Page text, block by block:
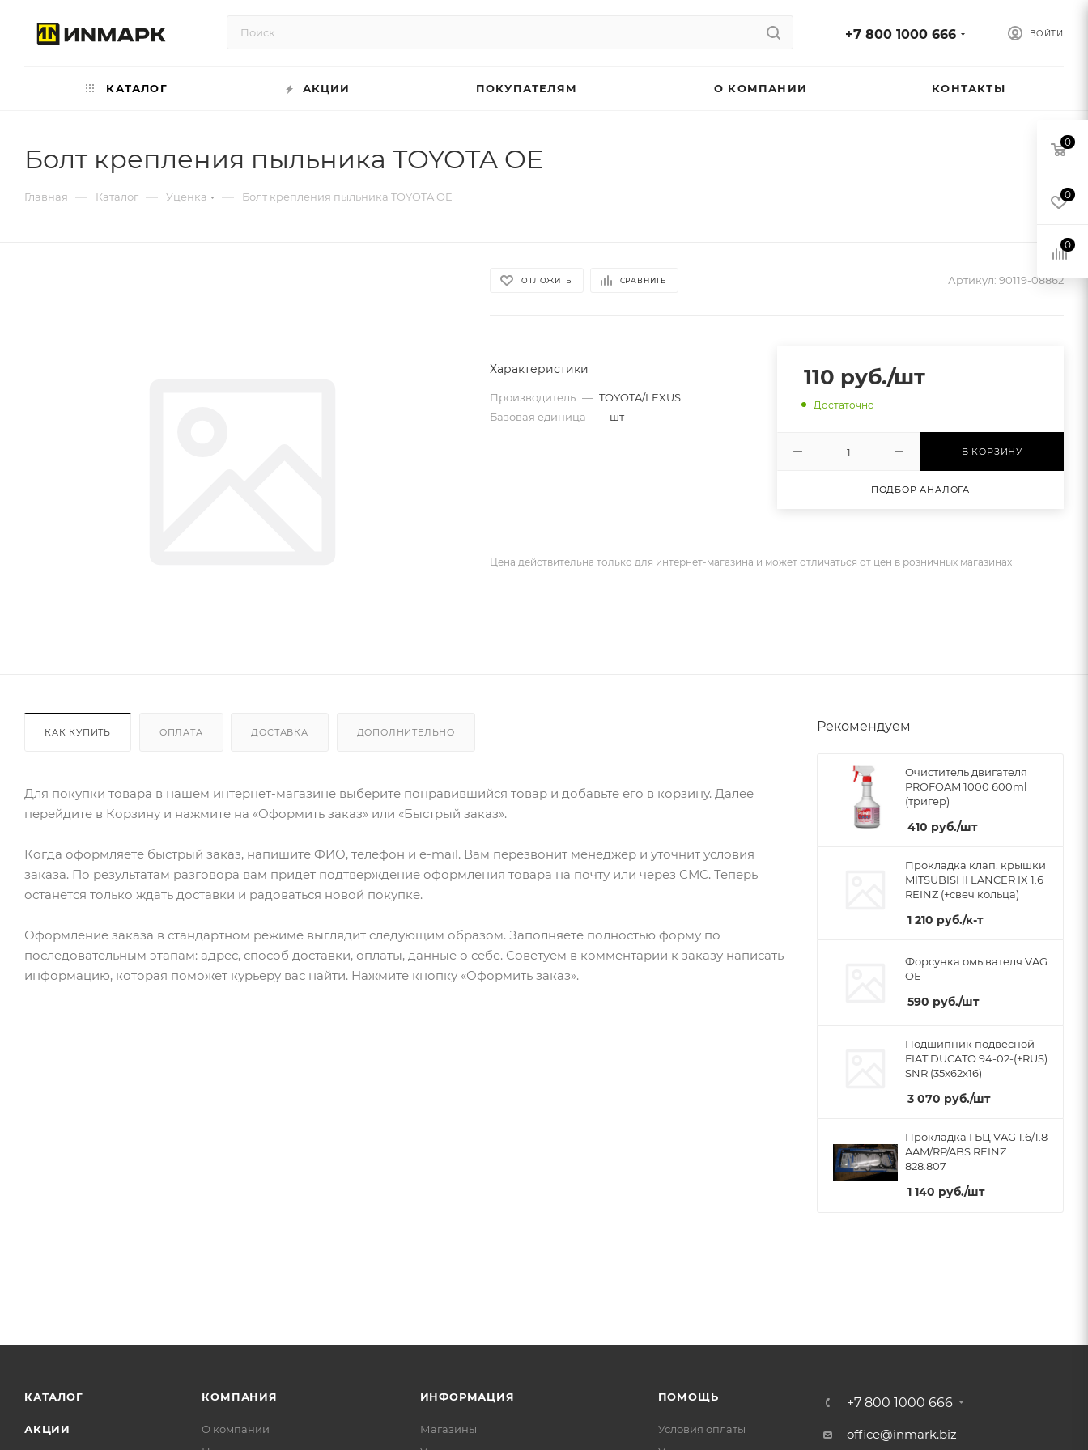
ВОЙТИ
+7 800 1000 666
КАТАЛОГ АКЦИИ ПОКУПАТЕЛЯМ О КОМПАНИИ КОНТАКТЫ
Болт крепления пыльника TOYOTA OE
Главная — Каталог — Уценка — Болт крепления пыльника TOYOTA OE
ОТЛОЖИТЬ СРАВНИТЬ Артикул: 90119-08862
Характеристики
Производитель — TOYOTA/LEXUS
Базовая единица — шт
110 руб./шт
Достаточно
В КОРЗИНУ
ПОДБОР АНАЛОГА
Цена действительна только для интернет-магазина и может отличаться от цен в розничных магазинах
КАК КУПИТЬ ОПЛАТА ДОСТАВКА ДОПОЛНИТЕЛЬНО
Для покупки товара в нашем интернет-магазине выберите понравившийся товар и добавьте его в корзину. Далее
перейдите в Корзину и нажмите на «Оформить заказ» или «Быстрый заказ».
Когда оформляете быстрый заказ, напишите ФИО, телефон и e-mail. Вам перезвонит менеджер и уточнит условия
заказа. По результатам разговора вам придет подтверждение оформления товара на почту или через СМС. Теперь
останется только ждать доставки и радоваться новой покупке.
Оформление заказа в стандартном режиме выглядит следующим образом. Заполняете полностью форму по
последовательным этапам: адрес, способ доставки, оплаты, данные о себе. Советуем в комментарии к заказу написать
информацию, которая поможет курьеру вас найти. Нажмите кнопку «Оформить заказ».
Рекомендуем
Очиститель двигателя
PROFOAM 1000 600ml
(тригер)
410 руб./шт
Прокладка клап. крышки
MITSUBISHI LANCER IX 1.6
REINZ (+свеч кольца)
1 210 руб./к-т
Форсунка омывателя VAG
OE
590 руб./шт
Подшипник подвесной
FIAT DUCATO 94-02-(+RUS)
SNR (35x62x16)
3 070 руб./шт
Прокладка ГБЦ VAG 1.6/1.8
AAM/RP/ABS REINZ
828.807
1 140 руб./шт
КАТАЛОГ
АКЦИИ
КОМПАНИЯ
О компании
ИНФОРМАЦИЯ
Магазины
ПОМОЩЬ
Условия оплаты
+7 800 1000 666
office@inmark.biz
0
0
0